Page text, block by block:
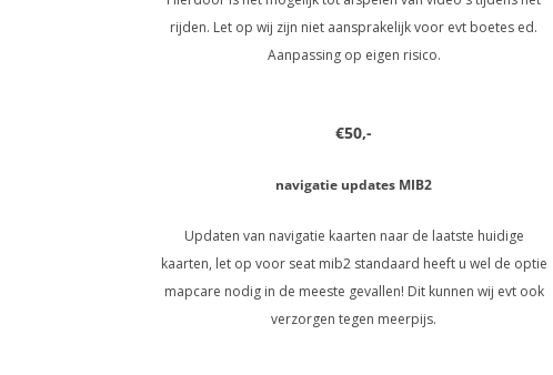
rijden. Let op wij zijn niet aansprakelijk voor evt boetes ed.
Aanpassing op eigen risico.
€50,-
navigatie updates MIB2
Updaten van navigatie kaarten naar de laatste huidige
kaarten, let op voor seat mib2 standaard heeft u wel de optie
mapcare nodig in de meeste gevallen! Dit kunnen wij evt ook
verzorgen tegen meerpijs.